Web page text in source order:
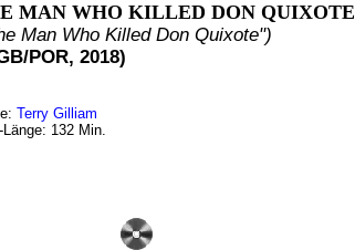
MAN WHO KILLED DON QUIXOTE
Man Who Killed Don Quixote")
POR, 2018)
Terry Gilliam
Länge: 132 Min.